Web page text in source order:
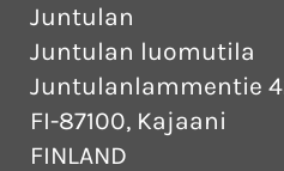
Juntulan
Juntulan luomutila
Juntulanlammentie
FI-87100, Kajaani
FINLAND